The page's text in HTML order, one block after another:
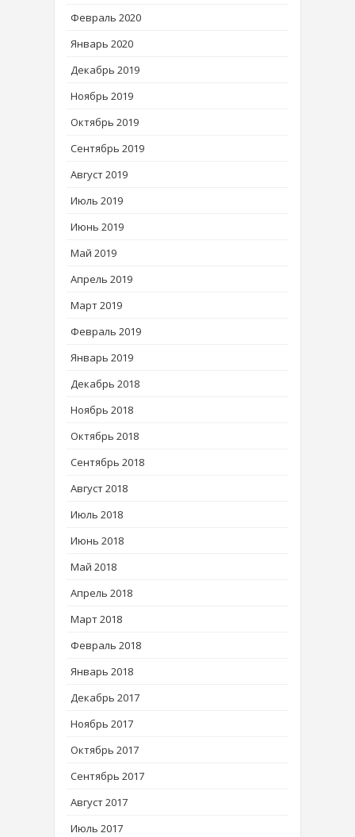
Февраль 2020
Январь 2020
Декабрь 2019
Ноябрь 2019
Октябрь 2019
Сентябрь 2019
Август 2019
Июль 2019
Июнь 2019
Май 2019
Апрель 2019
Март 2019
Февраль 2019
Январь 2019
Декабрь 2018
Ноябрь 2018
Октябрь 2018
Сентябрь 2018
Август 2018
Июль 2018
Июнь 2018
Май 2018
Апрель 2018
Март 2018
Февраль 2018
Январь 2018
Декабрь 2017
Ноябрь 2017
Октябрь 2017
Сентябрь 2017
Август 2017
Июль 2017